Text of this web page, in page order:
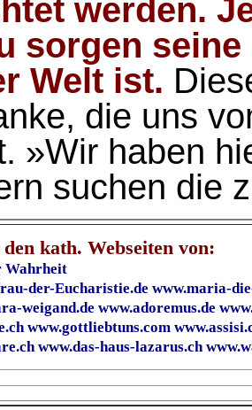
werden.
sorgen
Welt ist.
die uns
»Wir haben
suchen die
den kath. Webseiten von:
Wahrheit
der-Eucharistie.de www.maria-
weigand.de www.adoremus.de
www.gottliebtuns.com
www.das-haus-lazarus.ch